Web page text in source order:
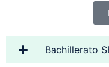
Bachillerato